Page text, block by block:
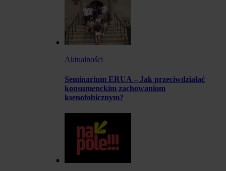
Aktualności
Seminarium ERUA – Jak przeciwdziałać
konsumenckim zachowaniom
ksenofobicznym?